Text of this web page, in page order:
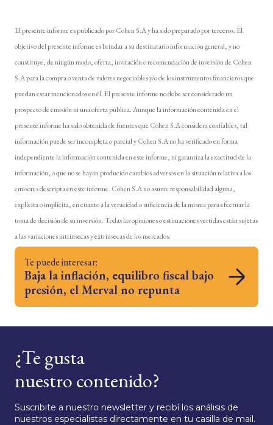
El presente informe es publicado por Cohen S.A y ha sido preparado por terceros. El
objetivo del presente informe es brindar a su destinatario información general, y no
constituye, de ningún modo, oferta, invitación o recomendación de inversión de Cohen
S.A para la compra o venta de valores negociables y/o de los instrumentos financieros que
puedan estar mencionados en él. El presente informe no debe ser considerado un
prospecto de emisión ni una oferta pública. Aunque la información contenida en el
presente informe ha sido obtenida de fuentes que Cohen S.A considera confiables, tal
información puede ser incompleta o parcial y Cohen S.A no ha verificado en forma
independiente la información contenida en este informe, ni garantiza la exactitud de la
información, o que no se hayan producido cambios adversos en la situación relativa a los
emisores descripta en este informe. Cohen S.A no asume responsabilidad alguna,
explícita o implícita, en cuanto a la veracidad o suficiencia de la misma para efectuar la
toma de decisión de su inversión. Todas las opiniones o estimaciones vertidas están sujetas
a las variaciones intrínsecas y extrínsecas de los mercados.
Te puede interesar:
Baja la inflación, equilibro fiscal bajo
presión, el Merval no repunta
¿Te gusta
nuestro contenido?
Suscribite a nuestro newsletter y recibí los análisis de
nuestros especialistas directamente en tu casilla de mail.